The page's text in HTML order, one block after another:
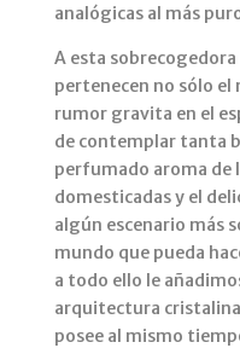
analógicas al más
A esta
pertenecen no sólo
rumor gravita en el
de contemplar tanta
perfumado aroma de
domesticadas y el
algún escenario más
mundo que pueda
a todo ello le
arquitectura
posee al mismo